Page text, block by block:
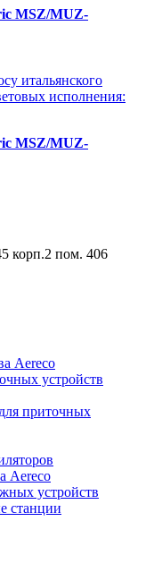
MSZ/MUZ-
MSZ/MUZ-
корп.2 пом. 406
Aereco
устройств
приточных
Aereco
устройств
станции